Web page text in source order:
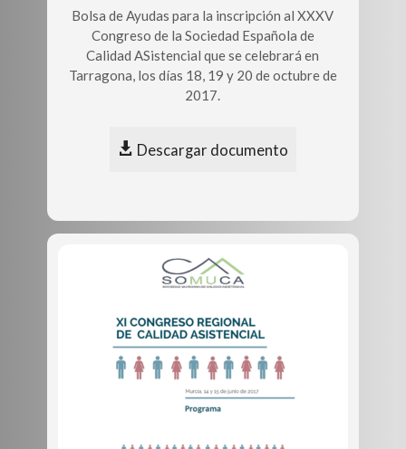
Bolsa de Ayudas para la inscripción al XXXV
Congreso de la Sociedad Española de
Calidad ASistencial que se celebrará en
Tarragona, los días 18, 19 y 20 de octubre de
2017.
Descargar documento